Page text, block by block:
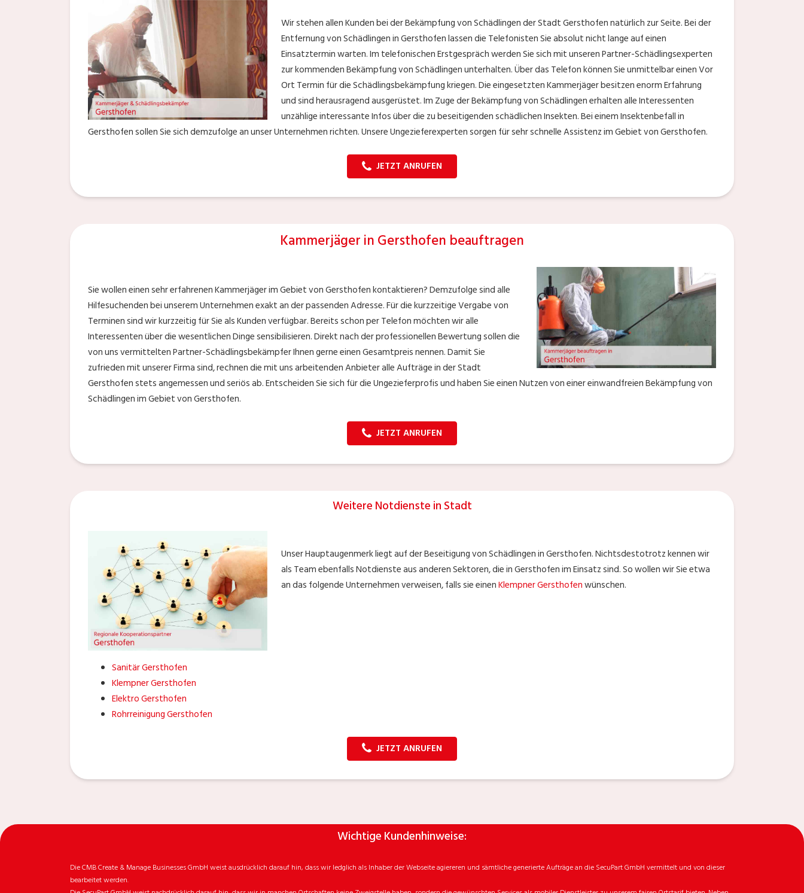
Wir stehen allen Kunden bei der Bekämpfung von Schädlingen der Stadt Gersthofen natürlich zur Seite. Bei der
Entfernung von Schädlingen in Gersthofen lassen die Telefonisten Sie absolut nicht lange auf einen
Einsatztermin warten. Im telefonischen Erstgespräch werden Sie sich mit unseren Partner-Schädlingsexperten
zur kommenden Bekämpfung von Schädlingen unterhalten. Über das Telefon können Sie unmittelbar einen Vor
Ort Termin für die Schädlingsbekämpfung kriegen. Die eingesetzten Kammerjäger besitzen enorm Erfahrung
und sind herausragend ausgerüstet. Im Zuge der Bekämpfung von Schädlingen erhalten alle Interessenten
unzählige interessante Infos über die zu beseitigenden schädlichen Insekten. Bei einem Insektenbefall in
Gersthofen sollen Sie sich demzufolge an unser Unternehmen richten. Unsere Ungezieferexperten sorgen für sehr schnelle Assistenz im Gebiet von Gersthofen.
JETZT ANRUFEN
Kammerjäger in Gersthofen beauftragen
Sie wollen einen sehr erfahrenen Kammerjäger im Gebiet von Gersthofen kontaktieren? Demzufolge sind alle
Hilfesuchenden bei unserem Unternehmen exakt an der passenden Adresse. Für die kurzzeitige Vergabe von
Terminen sind wir kurzzeitig für Sie als Kunden verfügbar. Bereits schon per Telefon möchten wir alle
Interessenten über die wesentlichen Dinge sensibilisieren. Direkt nach der professionellen Bewertung sollen die
von uns vermittelten Partner-Schädlingsbekämpfer Ihnen gerne einen Gesamtpreis nennen. Damit Sie
zufrieden mit unserer Firma sind, rechnen die mit uns arbeitenden Anbieter alle Aufträge in der Stadt
Gersthofen stets angemessen und seriös ab. Entscheiden Sie sich für die Ungezieferprofis und haben Sie einen Nutzen von einer einwandfreien Bekämpfung von
Schädlingen im Gebiet von Gersthofen.
JETZT ANRUFEN
Weitere Notdienste in Stadt
Unser Hauptaugenmerk liegt auf der Beseitigung von Schädlingen in Gersthofen. Nichtsdestotrotz kennen wir
als Team ebenfalls Notdienste aus anderen Sektoren, die in Gersthofen im Einsatz sind. So wollen wir Sie etwa
an das folgende Unternehmen verweisen, falls sie einenKlempner Gersthofenwünschen.
Sanitär Gersthofen
Klempner Gersthofen
Elektro Gersthofen
Rohrreinigung Gersthofen
JETZT ANRUFEN
Wichtige Kundenhinweise:
Die CMB Create & Manage Businesses GmbH weist ausdrücklich darauf hin, dass wir ledglich als Inhaber der Webseite agiereren und sämtliche generierte Aufträge an die SecuPart GmbH vermittelt und von dieser
bearbeitet werden.